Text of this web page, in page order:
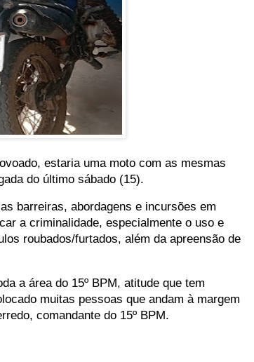
estaria uma moto com as mesmas
do último sábado (15).
barreiras, abordagens e incursões em
a criminalidade, especialmente o uso e
roubados/furtados, além da apreensão de
a área do 15º BPM, atitude que tem
muitas pessoas que andam à margem
comandante do 15º BPM.